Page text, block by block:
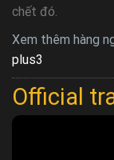
chết đó.
Xem thêm hàng
plus3
Official